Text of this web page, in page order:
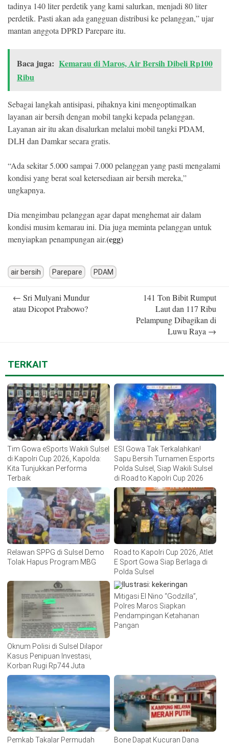
tadinya 140 liter perdetik yang kami salurkan, menjadi 80 liter
perdetik. Pasti akan ada gangguan distribusi ke pelanggan,” ujar
mantan anggota DPRD Parepare itu.
Baca juga: Kemarau di Maros, Air Bersih Dibeli Rp100
Ribu
Sebagai langkah antisipasi, pihaknya kini mengoptimalkan
layanan air bersih dengan mobil tangki kepada pelanggan.
Layanan air itu akan disalurkan melalui mobil tangki PDAM,
DLH dan Damkar secara gratis.
“Ada sekitar 5.000 sampai 7.000 pelanggan yang pasti mengalami
kondisi yang berat soal ketersediaan air bersih mereka,”
ungkapnya.
Dia mengimbau pelanggan agar dapat menghemat air dalam
kondisi musim kemarau ini. Dia juga meminta pelanggan untuk
menyiapkan penampungan air.(egg)
air bersih Parepare PDAM
navigation
← Sri Mulyani Mundur
atau Dicopot Prabowo?
141 Ton Bibit Rumput
Laut dan 117 Ribu
Pelampung Dibagikan di
Luwu Raya →
TERKAIT
Tim Gowa eSports Wakili Sulsel
di Kapolri Cup 2026, Kapolda:
Kita Tunjukkan Performa
Terbaik
ESI Gowa Tak Terkalahkan!
Sapu Bersih Turnamen Esports
Polda Sulsel, Siap Wakili Sulsel
di Road to Kapolri Cup 2026
Relawan SPPG di Sulsel Demo
Tolak Hapus Program MBG
Road to Kapolri Cup 2026, Atlet
E Sport Gowa Siap Berlaga di
Polda Sulsel
Oknum Polisi di Sulsel Dilapor
Kasus Penipuan Investasi,
Korban Rugi Rp744 Juta
Mitigasi El Nino “Godzilla”,
Polres Maros Siapkan
Pendampingan Ketahanan
Pangan
Pemkab Takalar Permudah
Bone Dapat Kucuran Dana